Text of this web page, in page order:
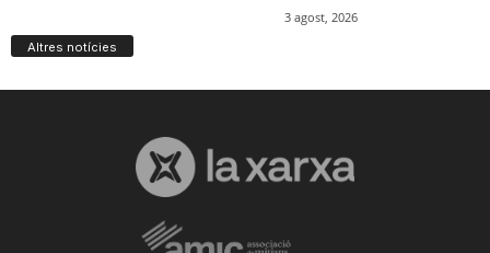
Altres notícies